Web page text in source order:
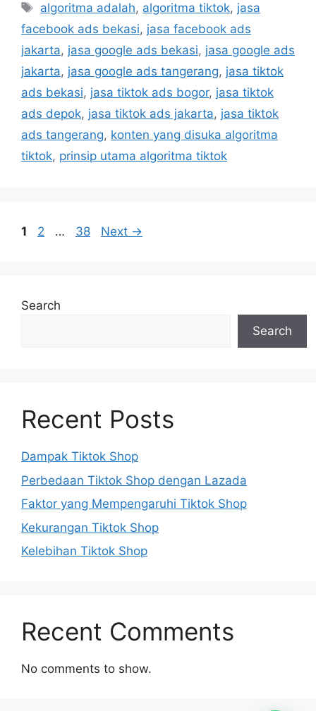
algoritma adalah, algoritma tiktok, jasa
facebook ads bekasi, jasa facebook ads
jakarta, jasa google ads bekasi, jasa google ads
jakarta, jasa google ads tangerang, jasa tiktok
ads bekasi, jasa tiktok ads bogor, jasa tiktok
ads depok, jasa tiktok ads jakarta, jasa tiktok
ads tangerang, konten yang disuka algoritma
tiktok, prinsip utama algoritma tiktok
1 2 … 38 Next →
Search
Search
Recent Posts
Dampak Tiktok Shop
Perbedaan Tiktok Shop dengan Lazada
Faktor yang Mempengaruhi Tiktok Shop
Kekurangan Tiktok Shop
Kelebihan Tiktok Shop
Recent Comments
No comments to show.